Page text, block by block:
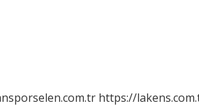
https://